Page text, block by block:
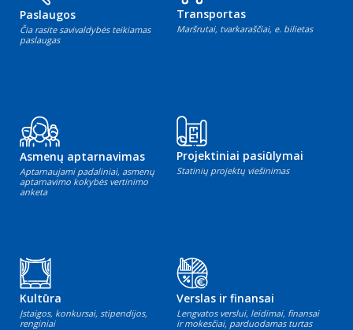
Paslaugos
Čia rasite savivaldybės teikiamas
paslaugas
Transportas
Maršrutai, tvarkaraščiai, e. bilietas
Asmenų aptarnavimas
Aptarnaujami padaliniai, asmenų
aptarnavimo kokybės vertinimo
anketa
Projektiniai pasiūlymai
Statinių projektų viešinimas
Kultūra
Įstaigos, konkursai, stipendijos,
renginiai
Verslas ir finansai
Lengvatos verslui, leidimai, finansai
ir mokesčiai, parduodamas turtas